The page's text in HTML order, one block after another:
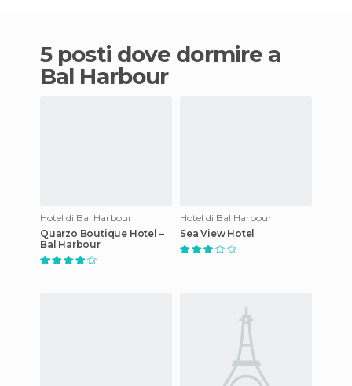
5 posti dove dormire a
Bal Harbour
Hotel di Bal Harbour
Quarzo Boutique Hotel –
Bal Harbour
Hotel di Bal Harbour
Sea View Hotel